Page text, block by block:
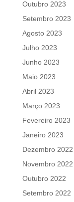
Outubro 2023
Setembro 2023
Agosto 2023
Julho 2023
Junho 2023
Maio 2023
Abril 2023
Março 2023
Fevereiro 2023
Janeiro 2023
Dezembro 2022
Novembro 2022
Outubro 2022
Setembro 2022